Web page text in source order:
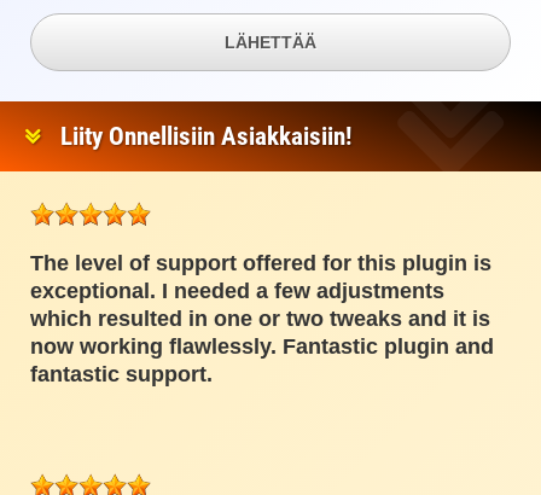
LÄHETTÄÄ
Liity Onnellisiin Asiakkaisiin!
The level of support offered for this plugin is
exceptional. I needed a few adjustments
which resulted in one or two tweaks and it is
now working flawlessly. Fantastic plugin and
fantastic support.